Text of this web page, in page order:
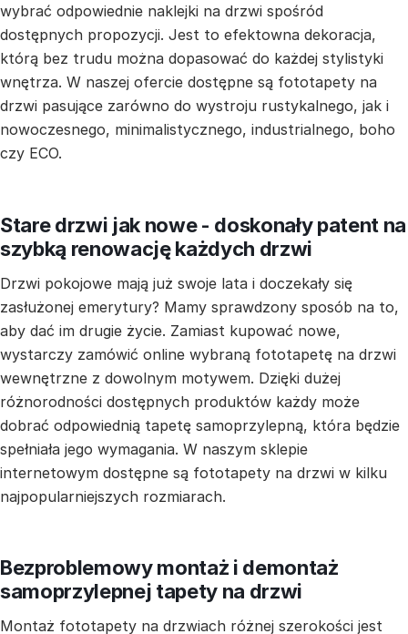
wybrać odpowiednie naklejki na drzwi spośród
dostępnych propozycji. Jest to efektowna dekoracja,
którą bez trudu można dopasować do każdej stylistyki
wnętrza. W naszej ofercie dostępne są fototapety na
drzwi pasujące zarówno do wystroju rustykalnego, jak i
nowoczesnego, minimalistycznego, industrialnego, boho
czy ECO.
Stare drzwi jak nowe - doskonały patent na
szybką renowację każdych drzwi
Drzwi pokojowe mają już swoje lata i doczekały się
zasłużonej emerytury? Mamy sprawdzony sposób na to,
aby dać im drugie życie. Zamiast kupować nowe,
wystarczy zamówić online wybraną fototapetę na drzwi
wewnętrzne z dowolnym motywem. Dzięki dużej
różnorodności dostępnych produktów każdy może
dobrać odpowiednią tapetę samoprzylepną, która będzie
spełniała jego wymagania. W naszym sklepie
internetowym dostępne są fototapety na drzwi w kilku
najpopularniejszych rozmiarach.
Bezproblemowy montaż i demontaż
samoprzylepnej tapety na drzwi
Montaż fototapety na drzwiach różnej szerokości jest